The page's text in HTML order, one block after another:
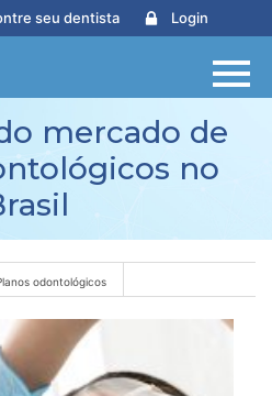
seu dentista Login
mercado de
no
odontológicos